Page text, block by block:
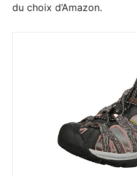
du choix d’Amazon.